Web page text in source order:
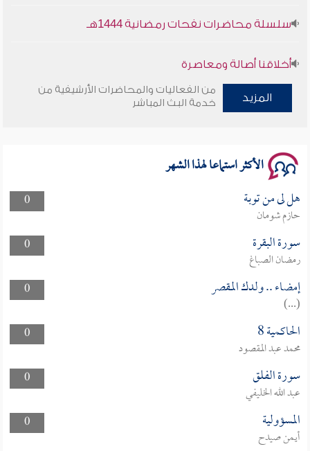
سلسلة محاضرات نفحات رمضانية 1444هـ
أخلاقنا أصالة ومعاصرة
وأمنهم من خوف 9
المزيد
من الفعاليات والمحاضرات الأرشيفية من
خدمة البث المباشر
الأكثر استماعا لهذا الشهر
0 هل لى من توبة
حازم شومان
0
سورة البقرة
رمضان الصباغ
0
إمضاء .. ولدك المقصر
(...)
0
الحاكمية 8
محمد عبد المقصود
0
سورة الفلق
عبد الله الخليفي
0
المسؤولية
أيمن صيدح